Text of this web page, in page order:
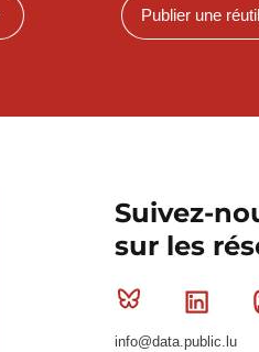
Publier une
Suivez-
sur les
Bluesky
info@data.public.lu